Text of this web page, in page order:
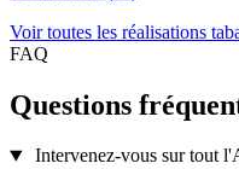
Voir toutes les réalisations
FAQ
Questions
Intervenez-vous sur tout